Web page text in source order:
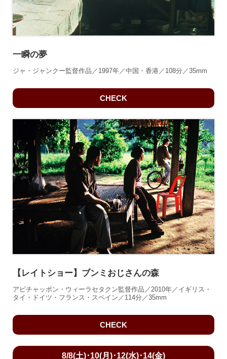
一瞬の夢
ジャ・ジャンクー監督作品／1997年／中国・香港／108分／35mm
CHECK
【レイトショー】ブンミおじさんの森
アピチャッポン・ウィーラセタクン監督作品／2010年／イギリス・
タイ・ドイツ・フランス・スペイン／114分／35mm
CHECK
8/8(土)･10(月)･12(水)･14(金)